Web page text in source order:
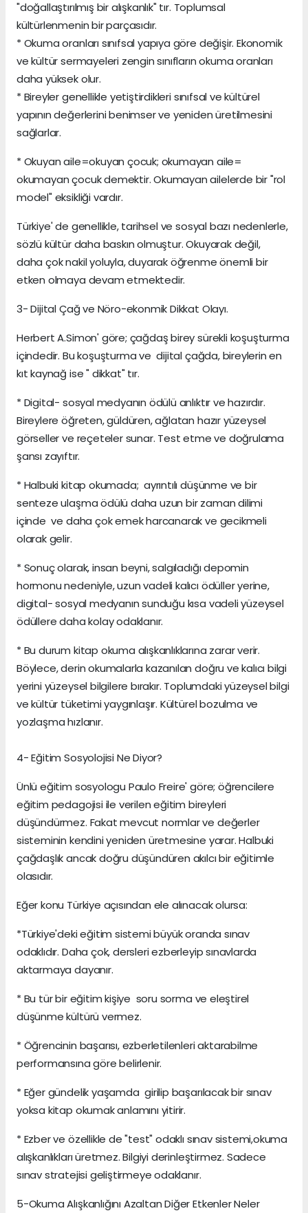
"doğallaştırılmış bir alışkanlık" tır. Toplumsal
kültürlenmenin bir parçasıdır.
* Okuma oranları sınıfsal yapıya göre değişir. Ekonomik
ve kültür sermayeleri zengin sınıfların okuma oranları
daha yüksek olur.
* Bireyler genellikle yetiştirdikleri sınıfsal ve kültürel
yapının değerlerini benimser ve yeniden üretilmesini
sağlarlar.
* Okuyan aile=okuyan çocuk; okumayan aile=
okumayan çocuk demektir. Okumayan ailelerde bir "rol
model" eksikliği vardır.
Türkiye' de genellikle, tarihsel ve sosyal bazı nedenlerle,
sözlü kültür daha baskın olmuştur. Okuyarak değil,
daha çok nakil yoluyla, duyarak öğrenme önemli bir
etken olmaya devam etmektedir.
3- Dijital Çağ ve Nöro-ekonmik Dikkat Olayı.
Herbert A.Simon' göre; çağdaş birey sürekli koşuşturma
içindedir. Bu koşuşturma ve dijital çağda, bireylerin en
kıt kaynağ ise " dikkat" tır.
* Digital- sosyal medyanın ödülü anlıktır ve hazırdır.
Bireylere öğreten, güldüren, ağlatan hazır yüzeysel
görseller ve reçeteler sunar. Test etme ve doğrulama
şansı zayıftır.
* Halbuki kitap okumada; ayrıntılı düşünme ve bir
senteze ulaşma ödülü daha uzun bir zaman dilimi
içinde ve daha çok emek harcanarak ve gecikmeli
olarak gelir.
* Sonuç olarak, insan beyni, salgıladığı depomin
hormonu nedeniyle, uzun vadeli kalıcı ödüller yerine,
digital- sosyal medyanın sunduğu kısa vadeli yüzeysel
ödüllere daha kolay odaklanır.
* Bu durum kitap okuma alışkanlıklarına zarar verir.
Böylece, derin okumalarla kazanılan doğru ve kalıcı bilgi
yerini yüzeysel bilgilere bırakır. Toplumdaki yüzeysel bilgi
ve kültür tüketimi yaygınlaşır. Kültürel bozulma ve
yozlaşma hızlanır.
4- Eğitim Sosyolojisi Ne Diyor?
Ünlü eğitim sosyologu Paulo Freire' göre; öğrencilere
eğitim pedagojisi ile verilen eğitim bireyleri
düşündürmez. Fakat mevcut normlar ve değerler
sisteminin kendini yeniden üretmesine yarar. Halbuki
çağdaşlık ancak doğru düşündüren akılcı bir eğitimle
olasıdır.
Eğer konu Türkiye açısından ele alınacak olursa:
*Türkiye'deki eğitim sistemi büyük oranda sınav
odaklıdır. Daha çok, dersleri ezberleyip sınavlarda
aktarmaya dayanır.
* Bu tür bir eğitim kişiye soru sorma ve eleştirel
düşünme kültürü vermez.
* Öğrencinin başarısı, ezberletilenleri aktarabilme
performansına göre belirlenir.
* Eğer gündelik yaşamda girilip başarılacak bir sınav
yoksa kitap okumak anlamını yitirir.
* Ezber ve özellikle de "test" odaklı sınav sistemi,okuma
alışkanlıkları üretmez. Bilgiyi derinleştirmez. Sadece
sınav stratejisi geliştirmeye odaklanır.
5-Okuma Alışkanlığını Azaltan Diğer Etkenler Neler